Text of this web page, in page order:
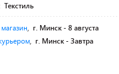
Текстиль
магазин г. Минск -8 августа
г. Минск -Завтра